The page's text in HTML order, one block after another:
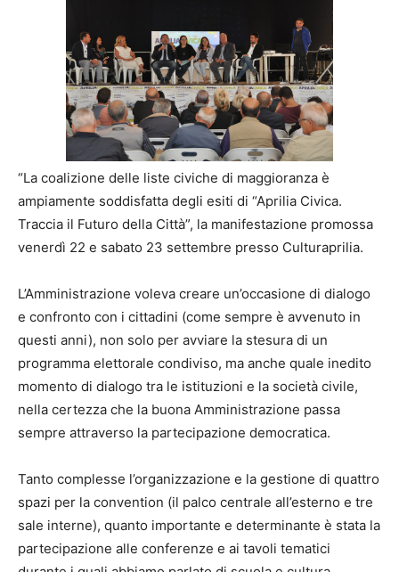
“La coalizione delle liste civiche di maggioranza è
ampiamente soddisfatta degli esiti di “Aprilia Civica.
Traccia il Futuro della Città”, la manifestazione promossa
venerdì 22 e sabato 23 settembre presso Culturaprilia.
L’Amministrazione voleva creare un’occasione di dialogo
e confronto con i cittadini (come sempre è avvenuto in
questi anni), non solo per avviare la stesura di un
programma elettorale condiviso, ma anche quale inedito
momento di dialogo tra le istituzioni e la società civile,
nella certezza che la buona Amministrazione passa
sempre attraverso la partecipazione democratica.
Tanto complesse l’organizzazione e la gestione di quattro
spazi per la convention (il palco centrale all’esterno e tre
sale interne), quanto importante e determinante è stata la
partecipazione alle conferenze e ai tavoli tematici